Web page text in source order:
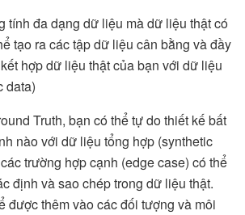
tính đa dạng dữ liệu mà dữ liệu thật có
tạo ra các tập dữ liệu cân bằng và đầy
hợp dữ liệu thật của bạn với dữ liệu
data)
Truth, bạn có thể tự do thiết kế bất
nào với dữ liệu tổng hợp (synthetic
trường hợp cạnh (edge case) có thể
định và sao chép trong dữ liệu thật.
được thêm vào các đối tượng và môi